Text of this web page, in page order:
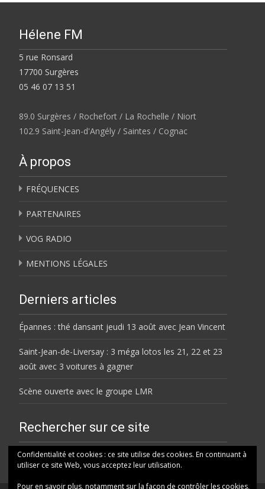
Hélene FM
5 rue Ronsard
17700 Surgères
05 46 07 13 51
89.0 Surgères / Rochefort / La Rochelle / Niort
102.9 Saint-Jean-d'Angély / Saintes / Cognac
À propos
FRÉQUENCES
PARTENAIRES
VOG RADIO
MENTIONS LÉGALES
Derniers articles
Épannes : thé dansant jeudi 13 août avec Jean Vincent
Saint-Jean-de-Liversay : 3 méga lotos les 21, 22 et 23
août avec 3 voitures à gagner
Scène ouverte avec le groupe LMR
Rechercher sur ce site
Rechercher
Confidentialité et cookies : ce site utilise des cookies. En continuant à
utiliser ce site Web, vous acceptez leur utilisation.
Pour en savoir plus, notamment sur la façon de contrôler les cookies,